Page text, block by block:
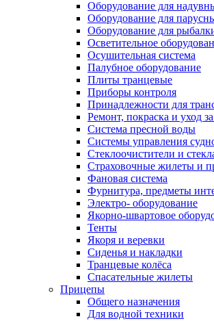
Оборудование для
Оборудование для
Оборудование для
Осветительное
Осушительная система
Палубное оборудование
Плиты транцевые
Приборы контроля
Принадлежности для
Ремонт, покраска и уход
Система пресной воды
Системы управления
Стеклоочистители и
Страховочные жилеты и
Фановая система
Фурнитура, предметы
Электро- оборудование
Якорно-швартовое
Тенты
Якоря и веревки
Сиденья и накладки
Транцевые колёса
Спасательные жилеты
Прицепы
Общего назначения
Для водной техники